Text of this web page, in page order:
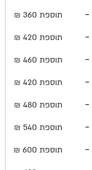
- תוספת 360 ₪
- תוספת 420 ₪
- תוספת 460 ₪
- תוספת 420 ₪
- תוספת 480 ₪
- תוספת 540 ₪
- תוספת 600 ₪